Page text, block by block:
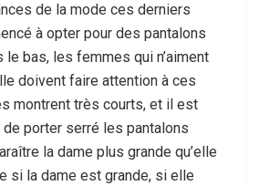
de la mode ces derniers
à opter pour des pantalons
le bas, les femmes qui n’aiment
doivent faire attention à ces
montrent très courts, et il est
porter serré les pantalons
la dame plus grande qu’elle
si la dame est grande, si elle